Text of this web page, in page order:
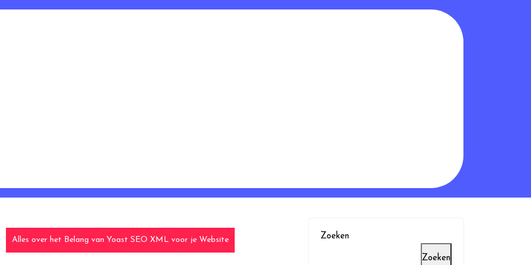
Alles over het Belang van Yoast SEO XML voor je Website Zoeken
Zoeken